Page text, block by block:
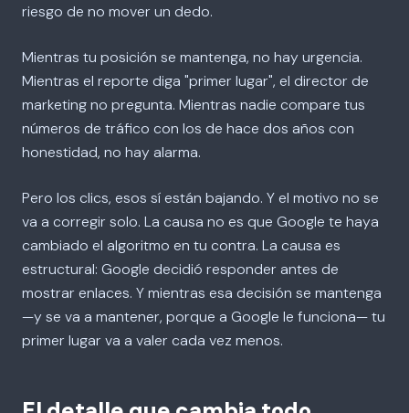
riesgo de no mover un dedo.
Mientras tu posición se mantenga, no hay urgencia.
Mientras el reporte diga "primer lugar", el director de
marketing no pregunta. Mientras nadie compare tus
números de tráfico con los de hace dos años con
honestidad, no hay alarma.
Pero los clics, esos sí están bajando. Y el motivo no se
va a corregir solo. La causa no es que Google te haya
cambiado el algoritmo en tu contra. La causa es
estructural: Google decidió responder antes de
mostrar enlaces. Y mientras esa decisión se mantenga
—y se va a mantener, porque a Google le funciona— tu
primer lugar va a valer cada vez menos.